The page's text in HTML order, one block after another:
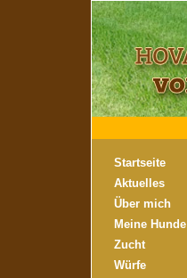
Startseite
Aktuelles
Über mich
Meine Hunde
Zucht
Würfe